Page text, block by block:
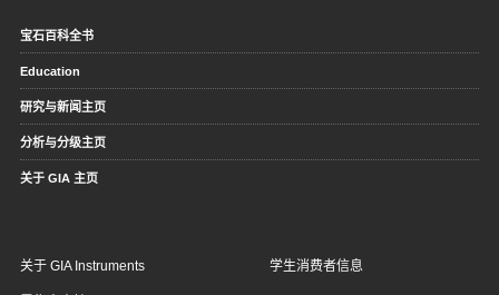
宝石百科全书
Education
研究与新闻主页
分析与分级主页
关于 GIA 主页
关于 GIA Instruments 学生消费者信息